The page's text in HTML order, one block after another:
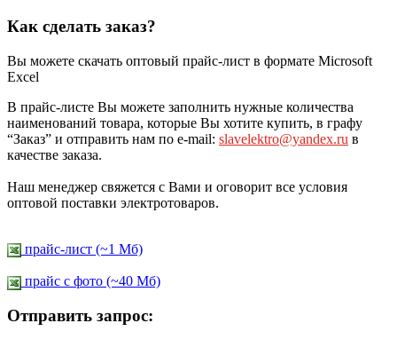
Как сделать заказ?
Вы можете скачать оптовый прайс-лист в формате Microsoft
Excel
В прайс-листе Вы можете заполнить нужные количества
наименований товара, которые Вы хотите купить, в графу
“Заказ” и отправить нам по e-mail: slavelektro@yandex.ru в
качестве заказа.
Наш менеджер свяжется с Вами и оговорит все условия
оптовой поставки электротоваров.
прайс-лист (~1 Мб)
прайс c фото (~40 Мб)
Отправить запрос: